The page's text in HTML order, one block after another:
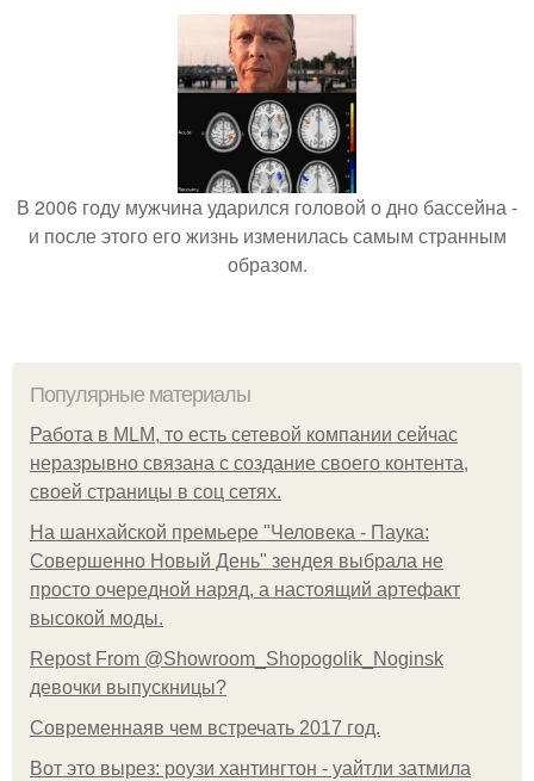
В 2006 году мужчина ударился головой о дно бассейна -
и после этого его жизнь изменилась самым странным
образом.
Популярные материалы
Работа в MLM, то есть сетевой компании сейчас
неразрывно связана с создание своего контента,
своей страницы в соц сетях.
На шанхайской премьере "Человека - Паука:
Совершенно Новый День" зендея выбрала не
просто очередной наряд, а настоящий артефакт
высокой моды.
Repost From @Showroom_Shopogolik_Noginsk
девочки выпускницы?
Современнаяв чем встречать 2017 год.
Вот это вырез: роузи хантингтон - уайтли затмила